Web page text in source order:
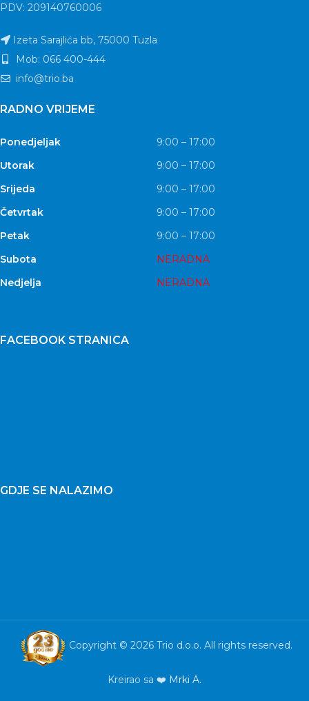
PDV: 209140760006
Izeta Sarajlića bb, 75000 Tuzla
Mob: 066 400-444
info@trio.ba
RADNO VRIJEME
Ponedjeljak
9:00 – 17:00
Utorak
9:00 – 17:00
Srijeda
9:00 – 17:00
Četvrtak
9:00 – 17:00
Petak
9:00 – 17:00
Subota
NERADNA
Nedjelja
NERADNA
FACEBOOK STRANICA
GDJE SE NALAZIMO
Copyright © 2026 Trio d.o.o. All rights reserved.
Kreirao sa ❤️ Mrki A.